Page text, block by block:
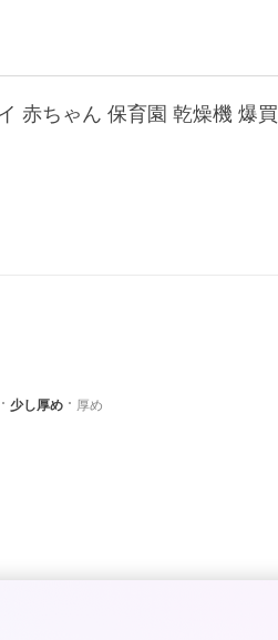
赤ちゃん 保育園 乾燥機 爆買
少し厚め 厚め